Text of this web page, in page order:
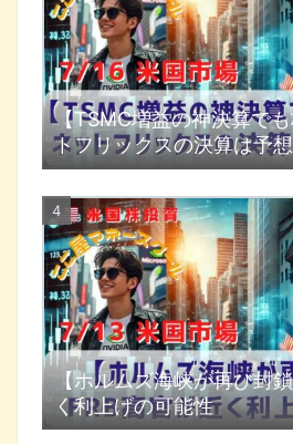
【TSMC増益の神決算で
トフリックスの決算は予
【ホルムズ海峡が再び封
く利上げの可能性